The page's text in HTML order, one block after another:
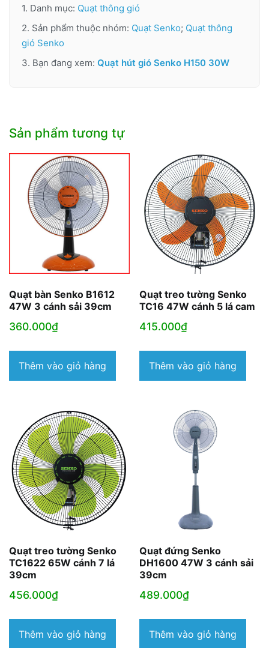
1. Danh mục: Quạt thông gió
2. Sản phẩm thuộc nhóm: Quạt Senko; Quạt thông
gió Senko
3. Bạn đang xem: Quạt hút gió Senko H150 30W
Sản phẩm tương tự
Quạt bàn Senko B1612
47W 3 cánh sải 39cm
360.000₫
Thêm vào giỏ hàng
Quạt treo tường Senko
TC16 47W cánh 5 lá cam
415.000₫
Thêm vào giỏ hàng
Quạt treo tường Senko
TC1622 65W cánh 7 lá
39cm
456.000₫
Thêm vào giỏ hàng
Quạt đứng Senko
DH1600 47W 3 cánh sải
39cm
489.000₫
Thêm vào giỏ hàng